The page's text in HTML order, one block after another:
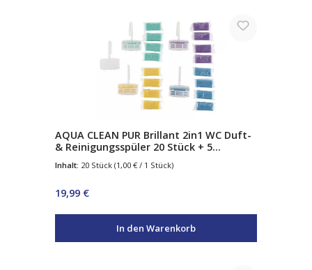
AQUA CLEAN PUR Brillant 2in1 WC Duft-
& Reinigungsspüler 20 Stück + 5
Inhalt: 20 Stück (1,00 € / 1 Stück)
Regulärer Preis:
19,99 €
In den Warenkorb